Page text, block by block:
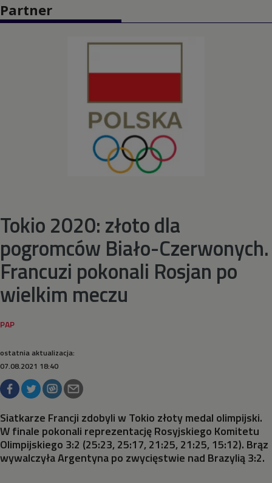
Piłka nożna
Piłka wodna
Podnoszenie ciężarów
Rugby
Skateboarding
Skoki do wody
Skoki na trampolinie
Partner
Tokio 2020: złoto dla
pogromców Biało-Czerwonych.
Francuzi pokonali Rosjan po
wielkim meczu
ostatnia aktualizacja:
07.08.2021 18:40
Siatkarze Francji zdobyli w Tokio złoty medal olimpijski.
W finale pokonali reprezentację Rosyjskiego Komitetu
Olimpijskiego 3:2 (25:23, 25:17, 21:25, 21:25, 15:12). Brąz
wywalczyła Argentyna po zwycięstwie nad Brazylią 3:2.